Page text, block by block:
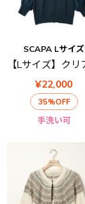
SCAPA Lサイズ
¥22,000
35%OFF
手洗い可